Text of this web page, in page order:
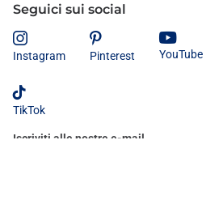
Seguici sui social
Instagram Pinterest YouTube
TikTok
Iscriviti alle nostre e-mail